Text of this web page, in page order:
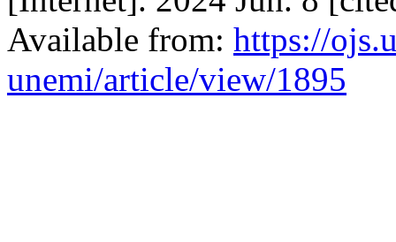
Available from: https://
unemi/article/view/1895